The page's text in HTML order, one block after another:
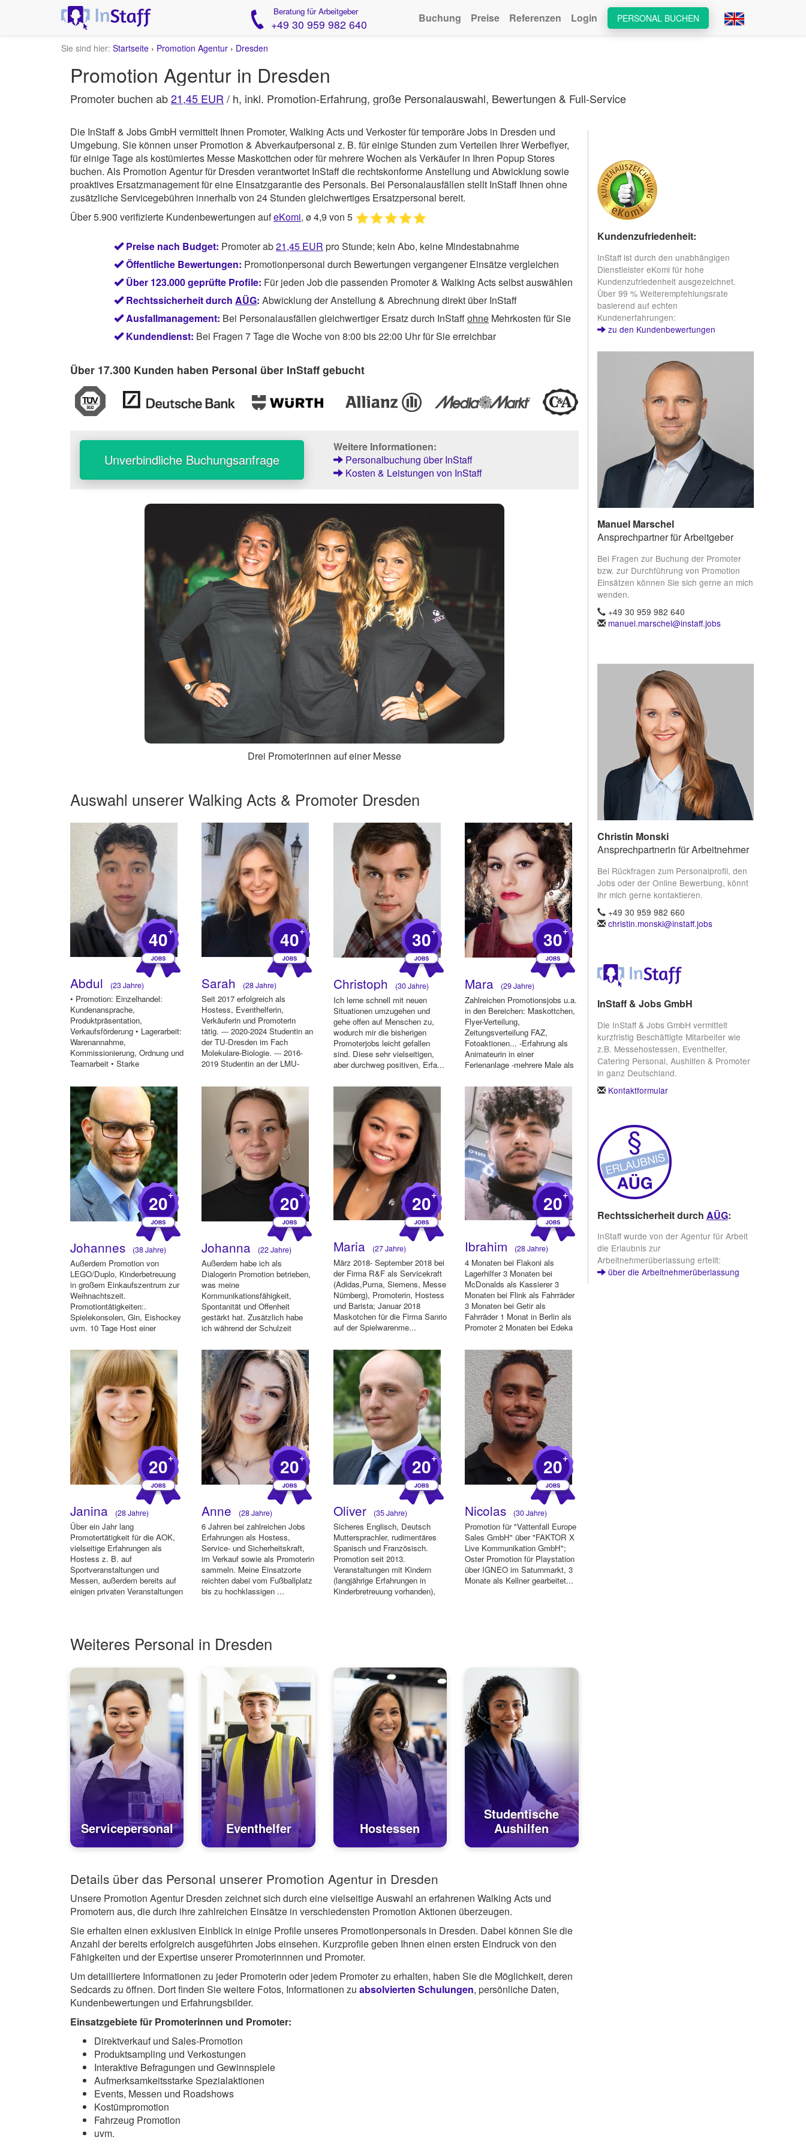
Beratung für Arbeitgeber
+49 30 959 982 640 PERSONAL BUCHEN
Buchung Preise Referenzen Login
Sie sind hier: Startseite › Promotion Agentur › Dresden
Promotion Agentur in Dresden
Promoter buchen ab21,45 EUR / h, inkl. Promotion-Erfahrung, große Personalauswahl, Bewertungen & Full-Service
Die InStaff & Jobs GmbH vermittelt Ihnen Promoter, Walking Acts und Verkoster für temporäre Jobs in Dresden und
Umgebung. Sie können unser Promotion & Abverkaufpersonal z. B. für einige Stunden zum Verteilen Ihrer Werbeflyer,
für einige Tage als kostümiertes Messe Maskottchen oder für mehrere Wochen als Verkäufer in Ihren Popup Stores
buchen. Als Promotion Agentur für Dresden verantwortet InStaffdie rechtskonforme Anstellung und Abwicklung sowie
proaktives Ersatzmanagement für eine Einsatzgarantie des Personals. Bei Personalausfällen stellt InStaff Ihnen ohne
zusätzliche Servicegebühren innerhalb von 24 Stunden gleichwertiges Ersatzpersonal bereit.
Über 5.900 verifizierte Kundenbewertungen aufeKomi, ø 4,9 von 5
Preise nach Budget: Promoter ab21,45 EUR pro Stunde; kein Abo, keine Mindestabnahme
Öffentliche Bewertungen: Promotionpersonal durch Bewertungen vergangener Einsätze vergleichen
Über 123.000 geprüfte Profile: Für jeden Job die passenden Promoter & Walking Acts selbst auswählen
Rechtssicherheit durchAÜG: Abwicklung der Anstellung & Abrechnung direkt über InStaff
Ausfallmanagement: Bei Personalausfällen gleichwertiger Ersatz durch InStaffohne Mehrkosten für Sie
Kundendienst: Bei Fragen 7 Tage die Woche von 8:00 bis 22:00 Uhr für Sie erreichbar
Über 17.300 Kunden haben Personal über InStaff gebucht
Unverbindliche Buchungsanfrage
Weitere Informationen:
Personalbuchung über InStaff
Kosten & Leistungen von InStaff
Drei Promoterinnen auf einer Messe
Auswahl unserer Walking Acts & Promoter Dresden
40+
Abdul (23 Jahre)
• Promotion: Einzelhandel:
Kundenansprache,
Produktpräsentation,
Verkaufsförderung • Lagerarbeit:
Warenannahme,
Kommissionierung, Ordnung und
Teamarbeit • Starke
Überzeugungs...
40+
Sarah (28 Jahre)
Seit 2017 erfolgreich als
Hostess, Eventhelferin,
Verkäuferin und Promoterin
tätig. --- 2020-2024 Studentin an
der TU-Dresden im Fach
Molekulare-Biologie. --- 2016-
2019 Studentin an der LMU-
30+
Christoph (30 Jahre)
Ich lerne schnell mit neuen
Situationen umzugehen und
gehe offen auf Menschen zu,
wodurch mir die bisherigen
Promoterjobs leicht gefallen
sind. Diese sehr vielseitigen,
aber durchweg positiven, Erfa...
30+
Mara (29 Jahre)
Zahlreichen Promotionsjobs u.a.
in den Bereichen: Maskottchen,
Flyer-Verteilung,
Zeitungsverteilung FAZ,
Fotoaktionen... -Erfahrung als
Animateurin in einer
Ferienanlage -mehrere Male als
20+
Johannes (38 Jahre)
Außerdem Promotion von
LEGO/Duplo, Kinderbetreuung
in großem Einkaufszentrum zur
Weihnachtszeit.
Promotiontätigkeiten:.
Spielekonsolen, Gin, Eishockey
uvm. 10 Tage Host einer
20+
Johanna (22 Jahre)
Außerdem habe ich als
Dialogerin Promotion betrieben,
was meine
Kommunikationsfähigkeit,
Spontanität und Offenheit
gestärkt hat. Zusätzlich habe
ich während der Schulzeit
20+
Maria (27 Jahre)
März 2018- September 2018 bei
der Firma R&F als Servicekraft
(Adidas,Puma, Siemens, Messe
Nürnberg), Promoterin, Hostess
und Barista; Januar 2018
Maskotchen für die Firma Sanrio
auf der Spielwarenme...
20+
Ibrahim (28 Jahre)
4 Monaten bei Flakoni als
Lagerhilfer 3 Monaten bei
McDonalds als Kassierer 3
Monaten bei Flink als Fahrräder
3 Monaten bei Getir als
Fahrräder 1 Monat in Berlin als
Promoter 2 Monaten bei Edeka
20+
Janina (28 Jahre)
Über ein Jahr lang
Promotertätigkeit für die AOK,
vielseitige Erfahrungen als
Hostess z. B. auf
Sportveranstaltungen und
Messen, außerdem bereits auf
einigen privaten Veranstaltungen
20+
Anne (28 Jahre)
6 Jahren bei zahlreichen Jobs
Erfahrungen als Hostess,
Service- und Sicherheitskraft,
im Verkauf sowie als Promoterin
sammeln. Meine Einsatzorte
reichten dabei vom Fußballplatz
bis zu hochklassigen ...
20+
Oliver (35 Jahre)
Sicheres Englisch, Deutsch
Muttersprachler, rudimentäres
Spanisch und Französisch.
Promotion seit 2013.
Veranstaltungen mit Kindern
(langjährige Erfahrungen in
Kinderbretreuung vorhanden),
20+
Nicolas (30 Jahre)
Promotion für "Vattenfall Europe
Sales GmbH" über "FAKTOR X
Live Kommunikation GmbH";
Oster Promotion für Playstation
über IGNEO im Saturnmarkt, 3
Monate als Kellner gearbeitet...
Weiteres Personal in Dresden
Servicepersonal Eventhelfer Hostessen
Studentische
Aushilfen
Details über das Personal unserer Promotion Agentur in Dresden
Unsere Promotion Agentur Dresden zeichnet sich durch eine vielseitige Auswahl an erfahrenen Walking Acts und
Promotern aus, die durch ihre zahlreichen Einsätze in verschiedensten Promotion Aktionen überzeugen.
Sie erhalten einen exklusiven Einblick in einige Profile unseres Promotionpersonals in Dresden. Dabei können Sie die
Anzahl der bereits erfolgreich ausgeführten Jobs einsehen. Kurzprofile geben Ihnen einen ersten Eindruck von den
Fähigkeiten und der Expertise unserer Promoterinnnen und Promoter.
Um detailliertere Informationen zu jeder Promoterin oder jedem Promoter zu erhalten, haben Sie die Möglichkeit, deren
Sedcards zu öffnen. Dort finden Sie weitere Fotos, Informationen zu absolvierten Schulungen, persönliche Daten,
Kundenbewertungen und Erfahrungsbilder.
Einsatzgebiete für Promoterinnen und Promoter:
Direktverkauf und Sales-Promotion
Produktsampling und Verkostungen
Interaktive Befragungen und Gewinnspiele
Aufmerksamkeitsstarke Spezialaktionen
Events, Messen und Roadshows
Kostümpromotion
Fahrzeug Promotion
uvm.
Kundenzufriedenheit:
InStaff ist durch den unabhängigen
Dienstleister eKomi für hohe
Kundenzufriedenheit ausgezeichnet.
Über 99 % Weiterempfehlungsrate
basierend auf echten
Kundenerfahrungen:
zu den Kundenbewertungen
Manuel Marschel
Ansprechpartner für Arbeitgeber
Bei Fragen zur Buchung der Promoter
bzw. zur Durchführung von Promotion
Einsätzen können Sie sich gerne an mich
wenden.
+49 30 959 982 640
manuel.marschel@instaff.jobs
Christin Monski
Ansprechpartnerin für Arbeitnehmer
Bei Rückfragen zum Personalprofil, den
Jobs oder der Online Bewerbung, könnt
ihr mich gerne kontaktieren.
+49 30 959 982 660
christin.monski@instaff.jobs
InStaff & Jobs GmbH
Die InStaff & Jobs GmbH vermittelt
kurzfristig Beschäftigte Mitarbeiter wie
z.B. Messehostessen, Eventhelfer,
Catering Personal, Aushilfen & Promoter
in ganz Deutschland.
Kontaktformular
Rechtssicherheit durch AÜG:
InStaff wurde von der Agentur für Arbeit
die Erlaubnis zur
Arbeitnehmerüberlassung erteilt:
über die Arbeitnehmerüberlassung